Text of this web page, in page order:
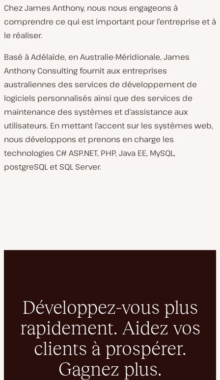
Chez James Anthony, nous nous engageons à
comprendre ce qui est important pour l’entreprise et à
le réaliser.
Basé à Adélaïde, en Australie-Méridionale, James
Anthony Consulting fournit aux entreprises
australiennes des services de développement de
logiciels personnalisés ainsi que des services de
maintenance des systèmes et d’assistance aux
utilisateurs. En mettant l’accent sur les systèmes web,
nous développons et prenons en charge les
technologies C# ASP.NET, PHP, Java EE, MySQL,
postgreSQL et SQL Server.
Développez-vous plus
rapidement. Aidez vos
clients à prospérer.
Gagnez plus.